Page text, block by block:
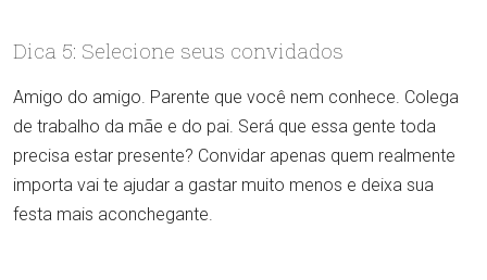
Dica 5: Selecione seus convidados
Amigo do amigo. Parente que você nem conhece. Colega
de trabalho da mãe e do pai. Será que essa gente toda
precisa estar presente? Convidar apenas quem realmente
importa vai te ajudar a gastar muito menos e deixa sua
festa mais aconchegante.